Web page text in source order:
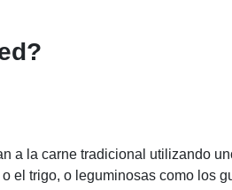
a la carne tradicional utilizando
el trigo, o leguminosas como los